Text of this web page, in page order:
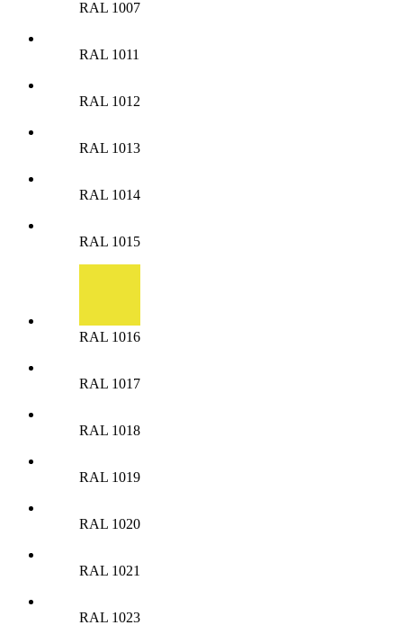
RAL 1007
RAL 1011
RAL 1012
RAL 1013
RAL 1014
RAL 1015
RAL 1016
RAL 1017
RAL 1018
RAL 1019
RAL 1020
RAL 1021
RAL 1023